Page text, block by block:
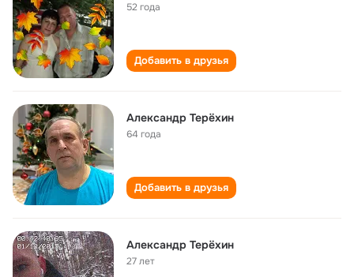
52 года
Добавить в друзья
Александр Терёхин
64 года
Добавить в друзья
Александр Терёхин
27 лет